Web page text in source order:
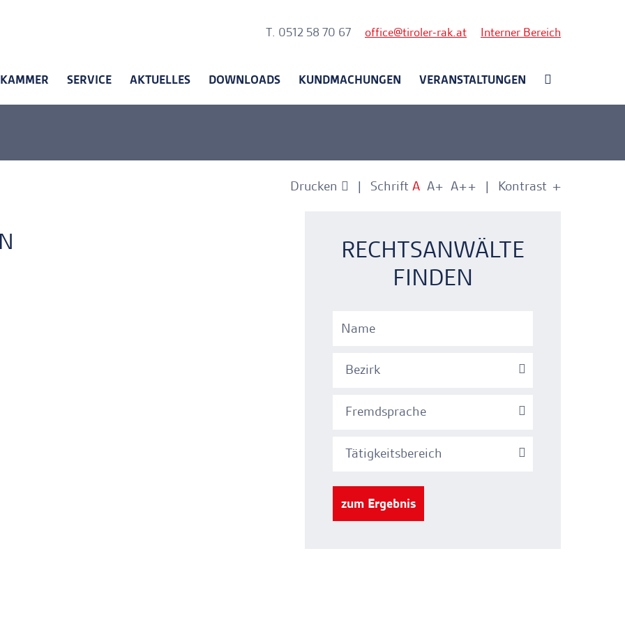
T. 0512 58 70 67 office tiroler-rak.at Interner Bereich
KAMMER SERVICE AKTUELLES DOWNLOADS KUNDMACHUNGEN VERANSTALTUNGEN
Drucken Schrift A A+ A++ Kontrast +
-
RECHTSANWÄLTE
FINDEN
Bezirk
Fremdsprache
Tätigkeitsbereich
zum Ergebnis